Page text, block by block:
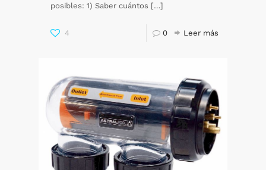
posibles: 1) Saber cuántos […]
4 0 Leer más